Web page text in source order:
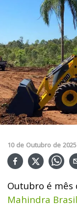
10 de Outubro de 2025
Outubro é mês
Mahindra Brasil